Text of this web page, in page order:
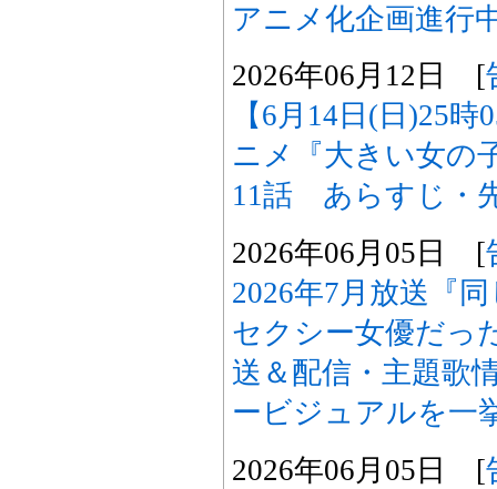
アニメ化企画進行
2026年06月12日 [
【6月14日(日)25
ニメ『大きい女の
11話 あらすじ・
2026年06月05日 [
2026年7月放送『
セクシー女優だっ
送＆配信・主題歌
ービジュアルを一
2026年06月05日 [